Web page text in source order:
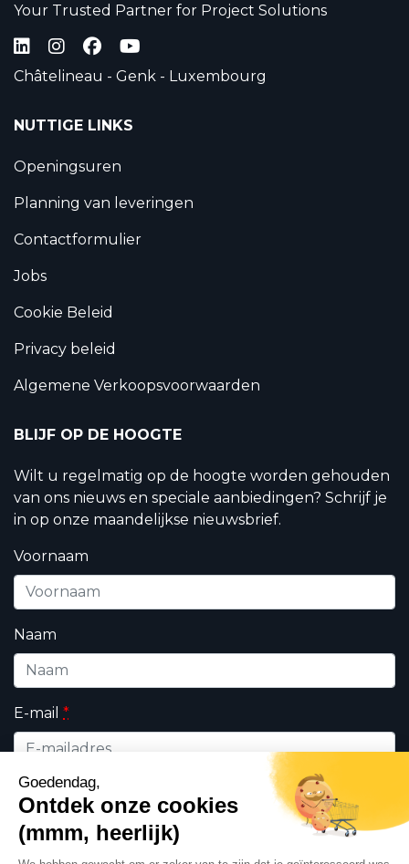
Your Trusted Partner for Project Solutions
Châtelineau - Genk - Luxembourg
NUTTIGE LINKS
Openingsuren
Planning van leveringen
Contactformulier
Jobs
Cookie Beleid
Privacy beleid
Algemene Verkoopsvoorwaarden
BLIJF OP DE HOOGTE
Wilt u regelmatig op de hoogte worden gehouden
van ons nieuws en speciale aanbiedingen? Schrijf je
in op onze maandelijkse nieuwsbrief.
Voornaam
Naam
E-mail *
Wie bent u ?
Ik geef DHK toestemming om de op dit formulier